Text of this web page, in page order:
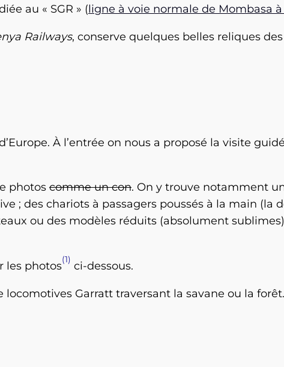
au « SGR » (ligne à voie normale de Mombasa
Railways, conserve quelques belles reliques
À l’entrée on nous a proposé la visite
photos comme un con. On y trouve notamment
; des chariots à passagers poussés à la main (la
ou des modèles réduits (absolument
les photos
1
ci-dessous.
Garratt traversant la savane ou la